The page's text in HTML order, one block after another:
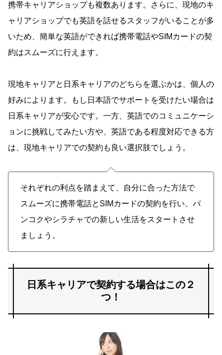
携帯キャリアショップも複数あります。さらに、現地のキ
ャリアショップでも英語を話せるスタッフがいることが多
いため、簡単な英語ができれば携帯電話やSIMカードの契
約はスムーズに行えます。
現地キャリアと日系キャリアのどちらを選ぶかは、個人の
好みによります。もし日本語でサポートを受けたい場合は
日系キャリアが安心です。一方、英語でのコミュニケーシ
ョンに挑戦してみたい方や、英語である程度対応できる方
は、現地キャリアでの契約も良い選択肢でしょう。
それぞれの利点を踏まえて、自分に合った方法で
スムーズに携帯電話とSIMカードの契約を行い、バ
ンコクやシラチャでの新しい生活をスタートさせ
ましょう。
日系キャリアで契約する場合はこの２
つ！